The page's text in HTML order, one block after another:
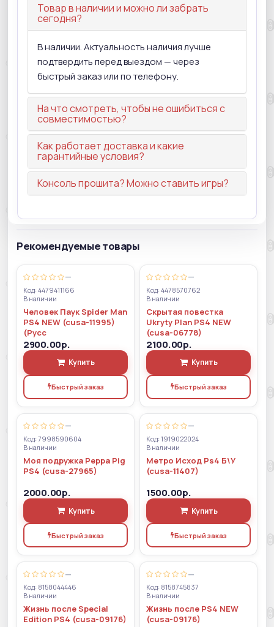
Товар в наличии и можно ли забрать
сегодня?
В наличии. Актуальность наличия лучше
подтвердить перед выездом — через
быстрый заказ или по телефону.
На что смотреть, чтобы не ошибиться с
совместимостью?
Как работает доставка и какие
гарантийные условия?
Консоль прошита? Можно ставить игры?
Рекомендуемые товары
—
Код: 4479411166
В наличии
Человек Паук Spider Man
PS4 NEW (cusa-11995)
(Русс
2900.00р.
Купить
Быстрый заказ
—
Код: 4478570762
В наличии
Скрытая повестка
Ukryty Plan PS4 NEW
(cusa-06778)
2100.00р.
Купить
Быстрый заказ
—
Код: 7998590604
В наличии
Моя подружка Peppa Pig
PS4 (cusa-27965)
2000.00р.
Купить
Быстрый заказ
—
Код: 1919022024
В наличии
Метро Исход Ps4 Б\У
(cusa-11407)
1500.00р.
Купить
Быстрый заказ
—
Код: 8158044446
В наличии
Жизнь после Special
Edition PS4 (cusa-09176)
—
Код: 8158745837
В наличии
Жизнь после PS4 NEW
(cusa-09176)